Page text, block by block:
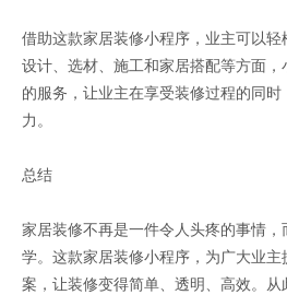
借助这款家居装修小程序，业主可以轻
设计、选材、施工和家居搭配等方面
的服务，让业主在享受装修过程的同
力。
总结
家居装修不再是一件令人头疼的事情
学。这款家居装修小程序，为广大业
案，让装修变得简单、透明、高效。